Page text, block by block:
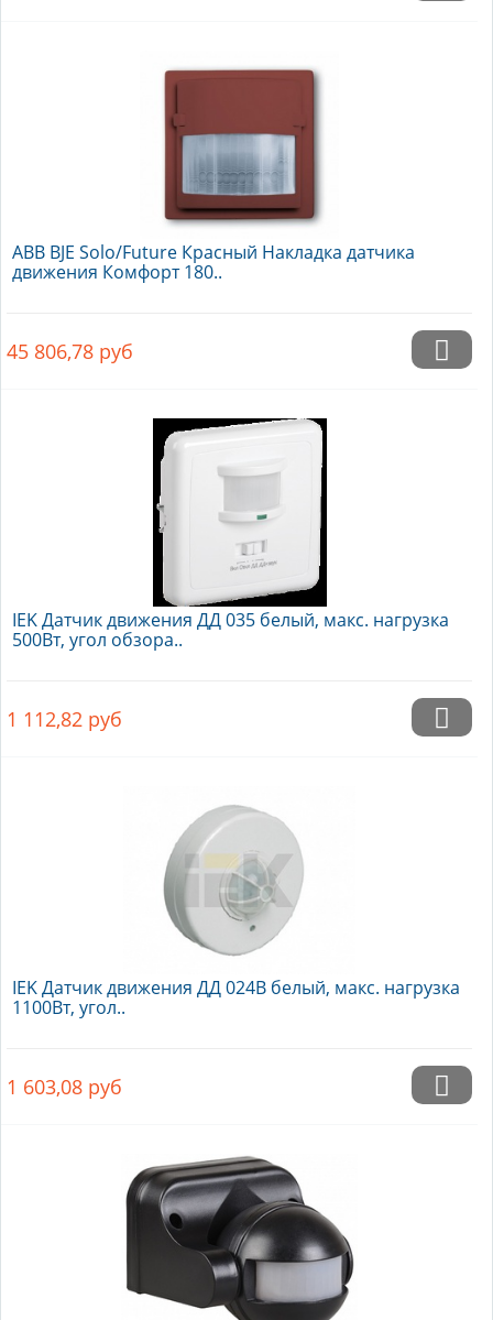
ABB BJE Solo/Future Красный Накладка датчика
движения Комфорт 180..
45 806,78 руб
IEK Датчик движения ДД 035 белый, макс. нагрузка
500Вт, угол обзора..
1 112,82 руб
IEK Датчик движения ДД 024В белый, макс. нагрузка
1100Вт, угол..
1 603,08 руб